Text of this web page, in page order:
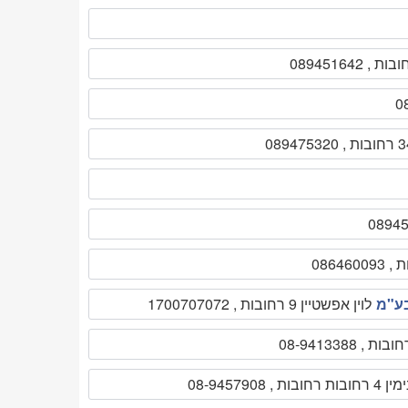
לוין אפשטיין 9 רחובות , 1700707072
, 08-9457908